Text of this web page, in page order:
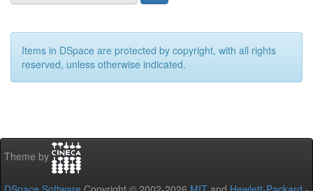
Items in DSpace are protected by copyright, with all rights
reserved, unless otherwise indicated.
Theme by